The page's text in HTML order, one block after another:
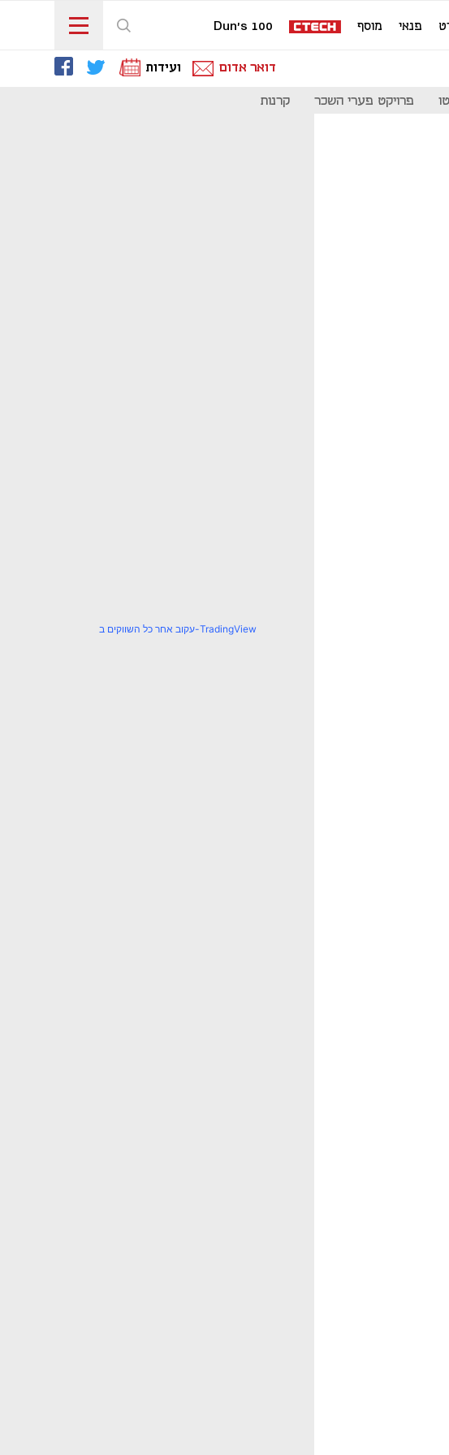
פנאי מוסף Dun's 100
דואר אדום ועידות
פרויקט פערי השכר קרנות
עקוב אחר כל השווקים ב-TradingView